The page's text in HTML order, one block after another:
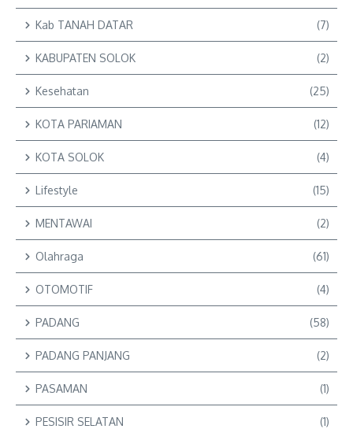
Kab TANAH DATAR (7)
KABUPATEN SOLOK (2)
Kesehatan (25)
KOTA PARIAMAN (12)
KOTA SOLOK (4)
Lifestyle (15)
MENTAWAI (2)
Olahraga (61)
OTOMOTIF (4)
PADANG (58)
PADANG PANJANG (2)
PASAMAN (1)
PESISIR SELATAN (1)